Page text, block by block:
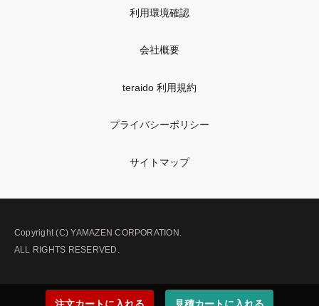
利用環境確認
会社概要
teraido 利用規約
プライバシーポリシー
サイトマップ
Copyright (C) YAMAZEN CORPORATION.
ALL RIGHTS RESERVED.